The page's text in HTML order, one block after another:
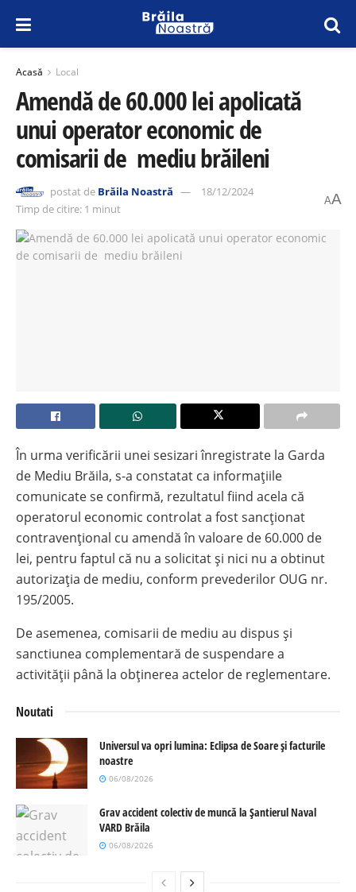
Acasă Local
Amendă de 60.000 lei apolicată
unui operator economic de
comisarii de mediu brăileni
postat de Brăila Noastră
18/12/2024
Timp de citire: 1 minut
AA
În urma verificării unei sesizari înregistrate la Garda
de Mediu Brăila, s-a constatat ca informațiile
comunicate se confirmă, rezultatul fiind acela că
operatorul economic controlat a fost sancționat
contravențional cu amendă în valoare de 60.000 de
lei, pentru faptul că nu a solicitat și nici nu a obtinut
autorizația de mediu, conform prevederilor OUG nr.
195/2005.
De asemenea, comisarii de mediu au dispus și
sanctiunea complementară de suspendare a
activității până la obținerea actelor de reglementare.
Noutati
Universul va opri lumina: Eclipsa de Soare și facturile
noastre
06/08/2026
Grav accident colectiv de muncă la Șantierul Naval
VARD Brăila
06/08/2026